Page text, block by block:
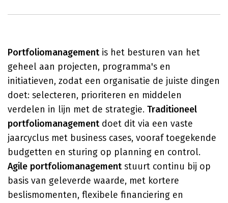
Portfoliomanagement is het besturen van het
geheel aan projecten, programma's en
initiatieven, zodat een organisatie de juiste dingen
doet: selecteren, prioriteren en middelen
verdelen in lijn met de strategie. Traditioneel
portfoliomanagement doet dit via een vaste
jaarcyclus met business cases, vooraf toegekende
budgetten en sturing op planning en control.
Agile portfoliomanagement stuurt continu bij op
basis van geleverde waarde, met kortere
beslismomenten, flexibele financiering en